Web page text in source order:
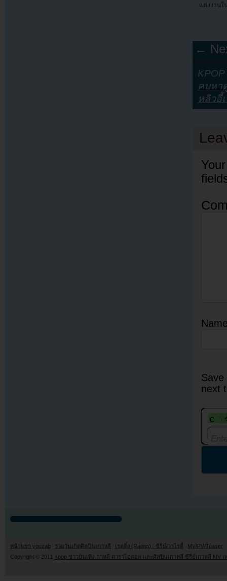
แต่งงานใ
←
คบหา
หลิวอี้
next
หน้าแรก youzab รวมวันเกิดศิลปินเกาหลี เรตติ้ง (Rating) : ซีรี่ย์/วาไรตี้
MV/PV/Teaser
Copyright © 2011 Kpop ข่าวบันเทิงเกาหลี ดาราไอดอล และศิลปินเกาหลี ซีรี่ย์เกาหลี MV